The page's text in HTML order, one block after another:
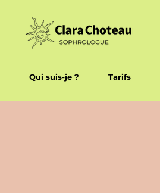
Qui suis-je ? Tarifs